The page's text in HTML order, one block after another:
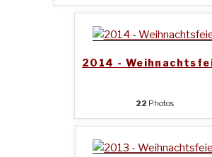
2014 -
22 Photos